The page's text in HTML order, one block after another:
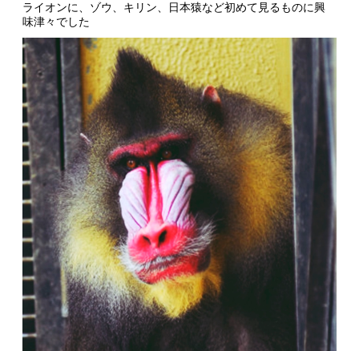
ライオンに、ゾウ、キリン、日本猿など初めて見るものに興
味津々でした